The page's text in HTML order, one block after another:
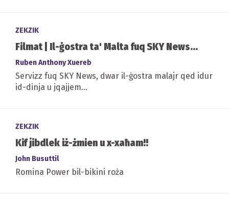
ZEKZIK
Filmat | Il-ġostra ta' Malta fuq SKY News...
Ruben Anthony Xuereb
Servizz fuq SKY News, dwar il-ġostra malajr qed idur
id-dinja u jqajjem...
ZEKZIK
Kif jibdlek iż-żmien u x-xaħam!!
John Busuttil
Romina Power bil-bikini roża